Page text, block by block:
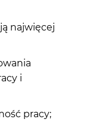
najwięcej
i
pracy;